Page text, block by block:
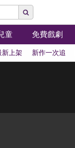
童 免費戲劇
新上架 新作一次追